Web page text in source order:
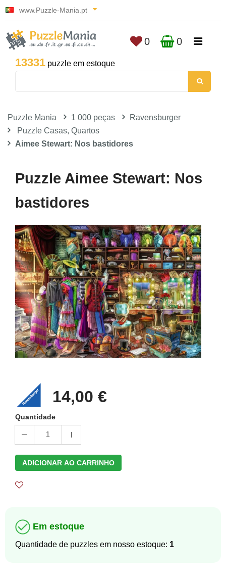
www.Puzzle-Mania.pt
13331 puzzle em estoque
0 0
Puzzle Mania 1 000 peças
Ravensburger
Puzzle Casas, Quartos
Aimee Stewart: Nos bastidores
Puzzle Aimee Stewart: Nos
bastidores
14,00 €
Quantidade
1
ADICIONAR AO CARRINHO
Em estoque
Quantidade de puzzles em nosso estoque: 1